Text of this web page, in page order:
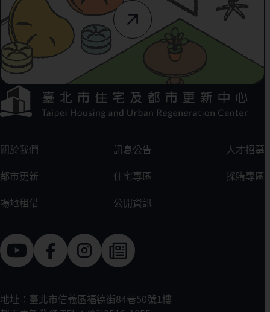
方選單連結區
:::
關於我們 訊息公告
人才招募
都市更新
住宅專區
採購專區
場地租借
公開資訊
地址：臺北市信義區福德街84巷50號1樓